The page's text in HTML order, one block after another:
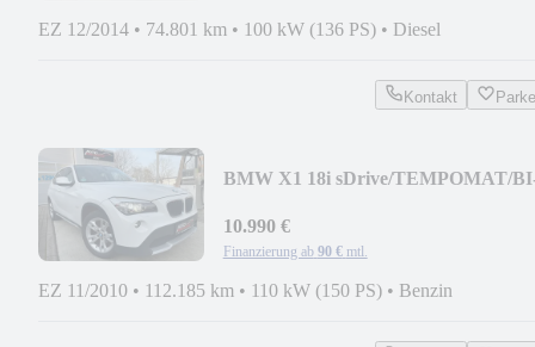
EZ 12/2014 • 74.801 km • 100 kW (136 PS) • Diesel
Kontakt
BMW X1 18i sDrive/TEMPOMAT/
10.990 €
Finanzierung ab 90 € mtl.
EZ 11/2010 • 112.185 km • 110 kW (150 PS) • Benzin